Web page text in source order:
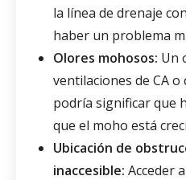
la línea de drenaje
haber un problema
Olores mohosos: Un
ventilaciones de CA o
podría significar que
que el moho está
Ubicación de
inaccesible: Acceder